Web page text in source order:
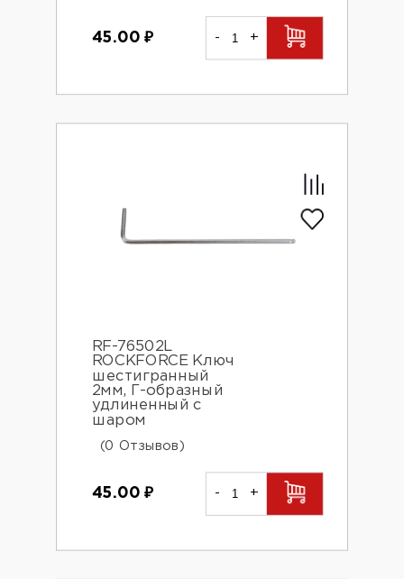
45.00 ₽ - +
RF-76502L
ROCKFORCE Ключ
шестигранный
2мм, Г-образный
удлиненный с
шаром
(0 Отзывов)
45.00 ₽ - +